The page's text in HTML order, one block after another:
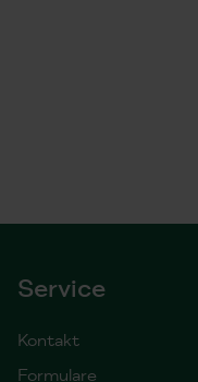
Service
Kontakt
Formulare